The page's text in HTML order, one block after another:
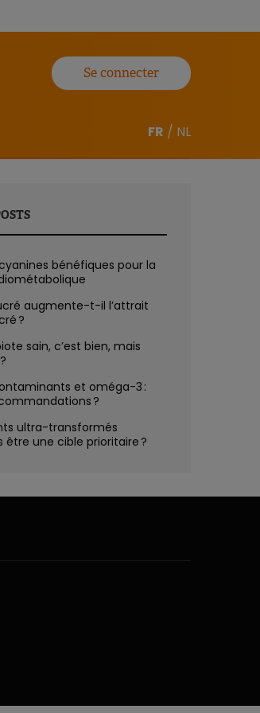
Se connecter
FR / NL
bénéfiques pour la
augmente-t-il l’attrait
?
sain, c’est bien, mais
et oméga-3 :
?
ultra-transformés
être une cible prioritaire ?